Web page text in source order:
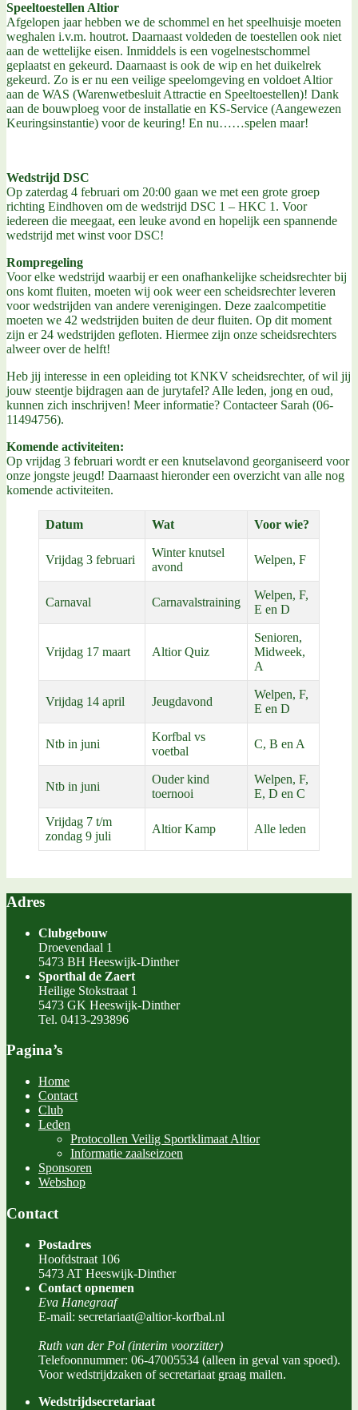
Speeltoestellen Altior
Afgelopen jaar hebben we de schommel en het speelhuisje moeten
weghalen i.v.m. houtrot. Daarnaast voldeden de toestellen ook niet
aan de wettelijke eisen. Inmiddels is een vogelnestschommel
geplaatst en gekeurd. Daarnaast is ook de wip en het duikelrek
gekeurd. Zo is er nu een veilige speelomgeving en voldoet Altior
aan de WAS (Warenwetbesluit Attractie en Speeltoestellen)! Dank
aan de bouwploeg voor de installatie en KS-Service (Aangewezen
Keuringsinstantie) voor de keuring! En nu……spelen maar!
Wedstrijd DSC
Op zaterdag 4 februari om 20:00 gaan we met een grote groep
richting Eindhoven om de wedstrijd DSC 1 – HKC 1. Voor
iedereen die meegaat, een leuke avond en hopelijk een spannende
wedstrijd met winst voor DSC!
Rompregeling
Voor elke wedstrijd waarbij er een onafhankelijke scheidsrechter bij
ons komt fluiten, moeten wij ook weer een scheidsrechter leveren
voor wedstrijden van andere verenigingen. Deze zaalcompetitie
moeten we 42 wedstrijden buiten de deur fluiten. Op dit moment
zijn er 24 wedstrijden gefloten. Hiermee zijn onze scheidsrechters
alweer over de helft!
Heb jij interesse in een opleiding tot KNKV scheidsrechter, of wil jij
jouw steentje bijdragen aan de jurytafel? Alle leden, jong en oud,
kunnen zich inschrijven! Meer informatie? Contacteer Sarah (06-
11494756).
Komende activiteiten:
Op vrijdag 3 februari wordt er een knutselavond georganiseerd voor
onze jongste jeugd! Daarnaast hieronder een overzicht van alle nog
komende activiteiten.
Datum Wat Voor wie?
Vrijdag 3 februari
Winter knutsel
avond
Welpen, F
Carnaval Carnavalstraining
Welpen, F,
E en D
Vrijdag 17 maart Altior Quiz
Senioren,
Midweek,
A
Vrijdag 14 april Jeugdavond
Welpen, F,
E en D
Ntb in juni
Korfbal vs
voetbal
C, B en A
Ntb in juni
Ouder kind
toernooi
Welpen, F,
E, D en C
Vrijdag 7 t/m
zondag 9 juli
Altior Kamp Alle leden
Adres
Clubgebouw
Droevendaal 1
5473 BH Heeswijk-Dinther
Sporthal de Zaert
Heilige Stokstraat 1
5473 GK Heeswijk-Dinther
Tel. 0413-293896
Pagina’s
Home
Contact
Club
Leden
Protocollen Veilig Sportklimaat Altior
Informatie zaalseizoen
Sponsoren
Webshop
Contact
Postadres
Hoofdstraat 106
5473 AT Heeswijk-Dinther
Contact opnemen
Eva Hanegraaf
E-mail: secretariaat@altior-korfbal.nl
Ruth van der Pol (interim voorzitter)
Telefoonnummer: 06-47005534 (alleen in geval van spoed).
Voor wedstrijdzaken of secretariaat graag mailen.
Wedstrijdsecretariaat